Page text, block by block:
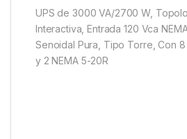
UPS de 3000 VA/2700 W,
Interactiva, Entrada 120 Vca
Senoidal Pura, Tipo Torre, Con 8
y 2 NEMA 5-20R